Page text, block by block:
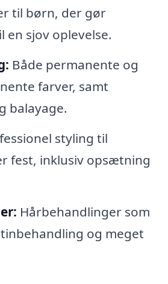
til børn, der gør
en sjov oplevelse.
Både permanente og
farver, samt
balayage.
styling til
fest, inklusiv opsætning
Hårbehandlinger som
og meget